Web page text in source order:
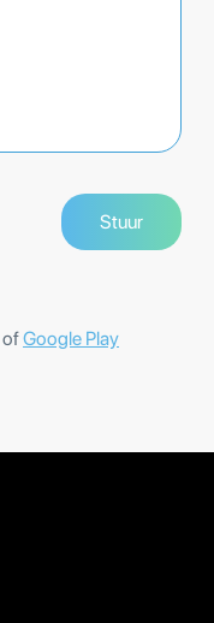
ofGoogle Play